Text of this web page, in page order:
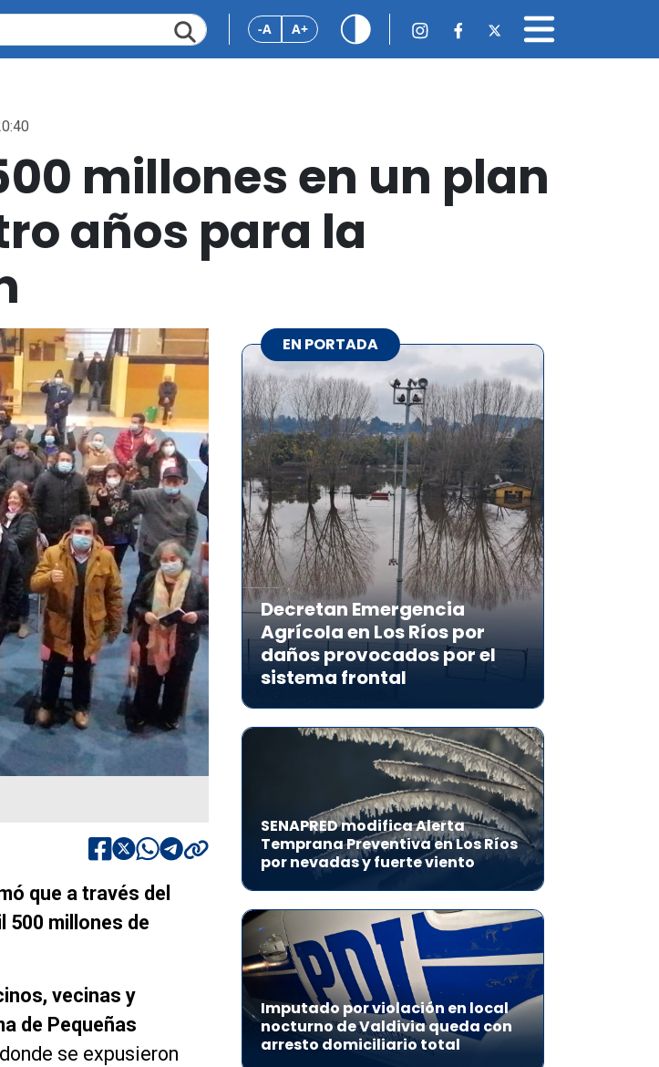
-A A+
millones en un plan
años para la
que a través del
500 millones de
vecinas y
de Pequeñas
se expusieron
EN PORTADA
Decretan Emergencia
Agrícola en Los Ríos por
daños provocados por el
sistema frontal
SENAPRED modifica Alerta
Temprana Preventiva en Los Ríos
por nevadas y fuerte viento
Imputado por violación en local
nocturno de Valdivia queda con
arresto domiciliario total